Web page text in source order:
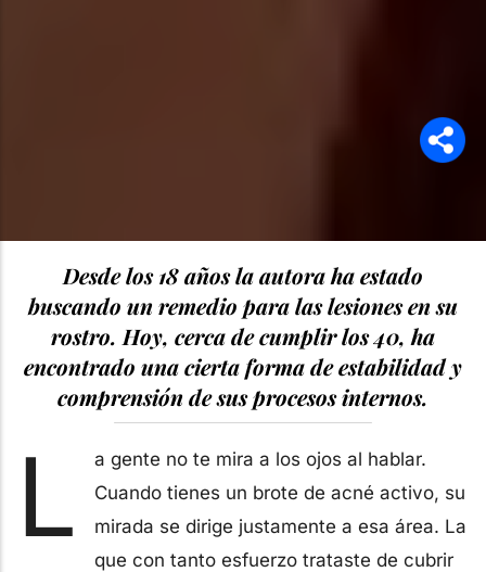
Desde los 18 años la autora ha estado
buscando un remedio para las lesiones en su
rostro. Hoy, cerca de cumplir los 40, ha
encontrado una cierta forma de estabilidad y
comprensión de sus procesos internos.
L
a gente no te mira a los ojos al hablar.
Cuando tienes un brote de acné activo, su
mirada se dirige justamente a esa área. La
que con tanto esfuerzo trataste de cubrir